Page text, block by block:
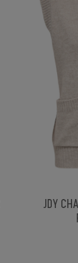
JDY